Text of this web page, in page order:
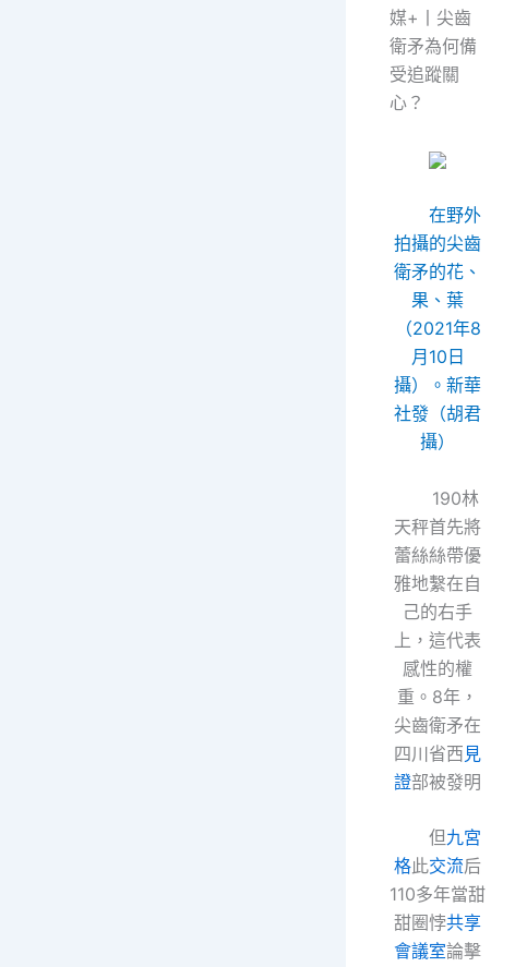
媒+丨尖齒
衛矛為何備
受追蹤關
心？
在野外
拍攝的尖齒
衛矛的花、
果、葉
（2021年8
月10日
攝）。新華
社發（胡君
攝）
190林
天秤首先將
蕾絲絲帶優
雅地繫在自
己的右手
上，這代表
感性的權
重。8年，
尖齒衛矛在
四川省西 見
證部被發明
但九宮
格此交流后
110多年當甜
甜圈悖共享
會議室論擊